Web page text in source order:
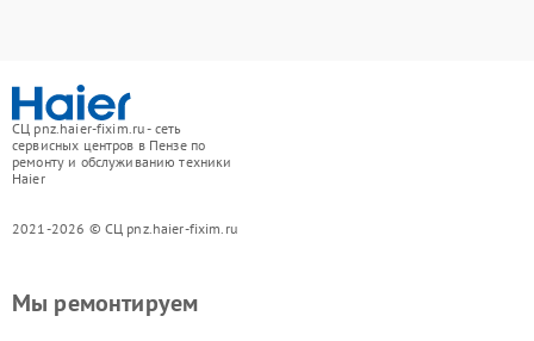
СЦ pnz.haier-fixim.ru - сеть
сервисных центров в Пензе по
ремонту и обслуживанию техники
Haier
2021-2026 © СЦ pnz.haier-fixim.ru
Мы ремонтируем